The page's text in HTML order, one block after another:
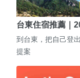
台東住宿推薦｜
到台東，把自己登
提案